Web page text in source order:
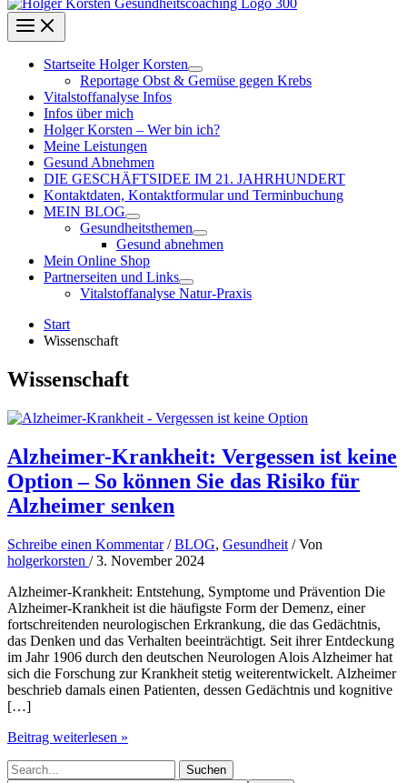
Startseite Holger Korsten
Reportage Obst & Gemüse gegen Krebs
Vitalstoffanalyse Infos
Infos über mich
Holger Korsten – Wer bin ich?
Meine Leistungen
Gesund Abnehmen
DIE GESCHÄFTSIDEE IM 21. JAHRHUNDERT
Kontaktdaten, Kontaktformular und Terminbuchung
MEIN BLOG
Gesundheitsthemen
Gesund abnehmen
Mein Online Shop
Partnerseiten und Links
Vitalstoffanalyse Natur-Praxis
Start
Wissenschaft
Wissenschaft
Alzheimer-Krankheit: Vergessen ist keine
Option – So können Sie das Risiko für
Alzheimer senken
Schreibe einen Kommentar /BLOG, Gesundheit / Von
holgerkorsten /3. November 2024
Alzheimer-Krankheit: Entstehung, Symptome und Prävention Die
Alzheimer-Krankheit ist die häufigste Form der Demenz, einer
fortschreitenden neurologischen Erkrankung, die das Gedächtnis,
das Denken und das Verhalten beeinträchtigt. Seit ihrer Entdeckung
im Jahr 1906 durch den deutschen Neurologen Alois Alzheimer hat
sich die Forschung zur Krankheit stetig weiterentwickelt. Alzheimer
beschrieb damals einen Patienten, dessen Gedächtnis und kognitive
[…]
Alzheimer-
Vergessen
Beitrag weiterlesen »
Suchen